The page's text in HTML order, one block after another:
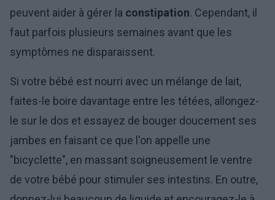
peuvent aider à gérer la constipation. Cependant, il
faut parfois plusieurs semaines avant que les
symptômes ne disparaissent.
Si votre bébé est nourri avec un mélange de lait,
faites-le boire davantage entre les tétées, allongez-
le sur le dos et essayez de bouger doucement ses
jambes en faisant ce que l'on appelle une
"bicyclette", en massant soigneusement le ventre
de votre bébé pour stimuler ses intestins. En outre,